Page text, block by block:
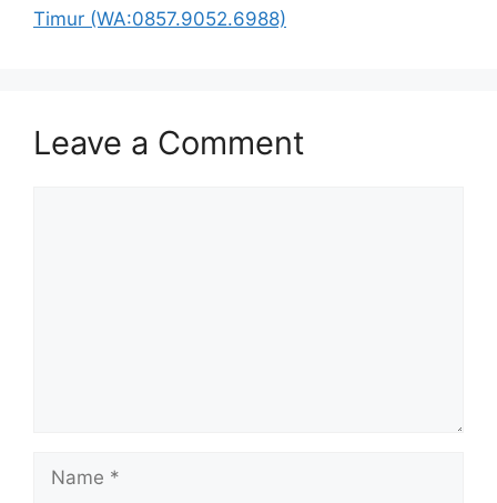
Timur (WA:0857.9052.6988)
Leave a Comment